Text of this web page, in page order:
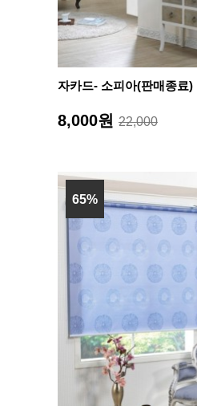
자카드- 소피아(판매종료)
8,000원 22,000
65%